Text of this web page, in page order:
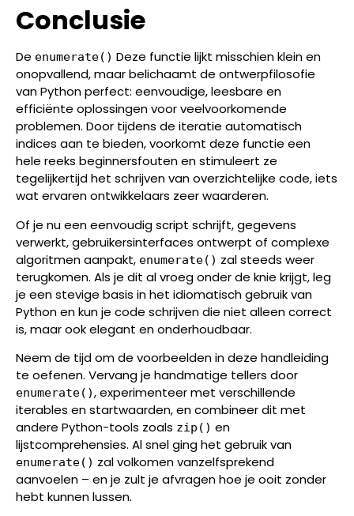
Conclusie
De enumerate() Deze functie lijkt misschien klein en
onopvallend, maar belichaamt de ontwerpfilosofie
van Python perfect: eenvoudige, leesbare en
efficiënte oplossingen voor veelvoorkomende
problemen. Door tijdens de iteratie automatisch
indices aan te bieden, voorkomt deze functie een
hele reeks beginnersfouten en stimuleert ze
tegelijkertijd het schrijven van overzichtelijke code, iets
wat ervaren ontwikkelaars zeer waarderen.
Of je nu een eenvoudig script schrijft, gegevens
verwerkt, gebruikersinterfaces ontwerpt of complexe
algoritmen aanpakt, enumerate() zal steeds weer
terugkomen. Als je dit al vroeg onder de knie krijgt, leg
je een stevige basis in het idiomatisch gebruik van
Python en kun je code schrijven die niet alleen correct
is, maar ook elegant en onderhoudbaar.
Neem de tijd om de voorbeelden in deze handleiding
te oefenen. Vervang je handmatige tellers door
enumerate(), experimenteer met verschillende
iterables en startwaarden, en combineer dit met
andere Python-tools zoals zip() en
lijstcomprehensies. Al snel ging het gebruik van
enumerate() zal volkomen vanzelfsprekend
aanvoelen – en je zult je afvragen hoe je ooit zonder
hebt kunnen lussen.